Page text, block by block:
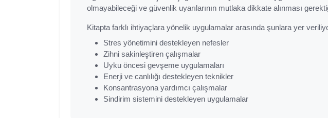
olmayabileceği ve güvenlik uyarılarının mutlaka dikkate alınması
Kitapta farklı ihtiyaçlara yönelik uygulamalar arasında şunlara yer
Stres yönetimini destekleyen nefesler
Zihni sakinleştiren çalışmalar
Uyku öncesi gevşeme uygulamaları
Enerji ve canlılığı destekleyen teknikler
Konsantrasyona yardımcı çalışmalar
Sindirim sistemini destekleyen uygulamalar